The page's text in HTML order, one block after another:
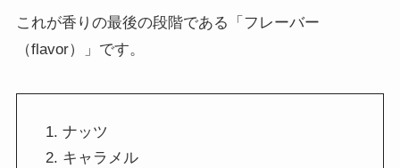
これが香りの最後の段階である「フレーバー
（flavor）」です。
ナッツ
キャラメル